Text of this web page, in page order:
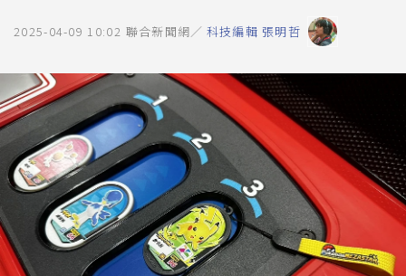
2025-04-09 10:02 聯合新聞網／ 科技編輯 張明哲